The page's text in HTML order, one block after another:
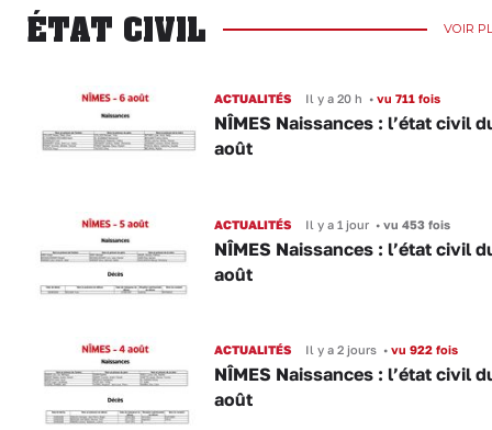
ÉTAT CIVIL VOIR
ACTUALITÉS Il y a 20 h •vu 711 fois
NÎMES Naissances : l’état civil
août
ACTUALITÉS Il y a 1 jour •vu 453 fois
NÎMES Naissances : l’état civil
août
ACTUALITÉS Il y a 2 jours •vu 922 fois
NÎMES Naissances : l’état civil
août